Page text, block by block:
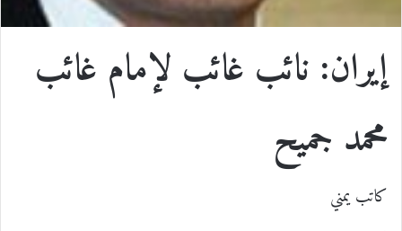
إيران: نائب غائب لإمام غائب
محمد جميح
كاتب يمني